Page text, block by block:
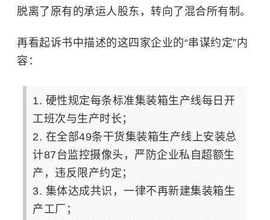
脱离了原有的承运人股东，转向了混合所有制。
再看起诉书中描述的这四家企业的“串谋约定”内
容：
1. 硬性规定每条标准集装箱生产线每日开
工班次与生产时长；
2. 在全部49条干货集装箱生产线上安装总
计87台监控摄像头，严防企业私自超额生
产，违反限产约定；
3. 集体达成共识，一律不再新建集装箱生
产工厂；